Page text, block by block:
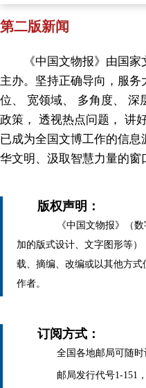
第二版新闻
《中国文物报》由国家
主办。坚持正确导向，服
位、 宽领域、 多角度、 深
政策， 透视热点问题， 讲
已成为全国文博工作的信
华文明、汲取智慧力量的窗
版权声明：
《中国文物报》（数
加的版式设计、文字图形等
载、摘编、改编或以其他方
作者。
订阅方式：
全国各地邮局可随时
邮局发行代号1-151，